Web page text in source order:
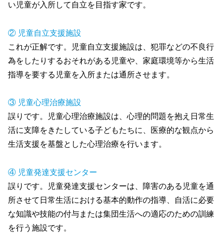
い児童が入所して自立を目指す家です。
② 児童自立支援施設
これが正解です。児童自立支援施設は、犯罪などの不良行
為をしたりするおそれがある児童や、家庭環境等から生活
指導を要する児童を入所または通所させます。
③ 児童心理治療施設
誤りです。児童心理治療施設は、心理的問題を抱え日常生
活に支障をきたしている子どもたちに、医療的な観点から
生活支援を基盤とした心理治療を行います。
④ 児童発達支援センター
誤りです。児童発達支援センターは、障害のある児童を通
所させて日常生活における基本的動作の指導、自活に必要
な知識や技能の付与または集団生活への適応のための訓練
を行う施設です。